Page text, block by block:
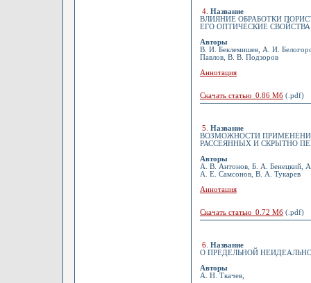
4 Название
ВЛИЯНИЕ ОБРАБОТКИ
ЕГО ОПТИЧЕСКИЕ СВОЙСТВА
Авторы
В. И. Беклемишев, А. И.
Павлов, В. В. Подзоров
Аннотация
Скачать статью 0.86 Мб (.pdf)
5
Название
ВОЗМОЖНОСТИ
РАССЕЯННЫХ И СКРЫТНО
Авторы
А. В. Антонов, Б. А. Бенецкий,
А. Е. Самсонов, В. А. Тукарев
Аннотация
Скачать статью 0.72 Мб (.pdf)
6 Название
О ПРЕДЕЛЬНОЙ
Авторы
А. Н. Ткачев,